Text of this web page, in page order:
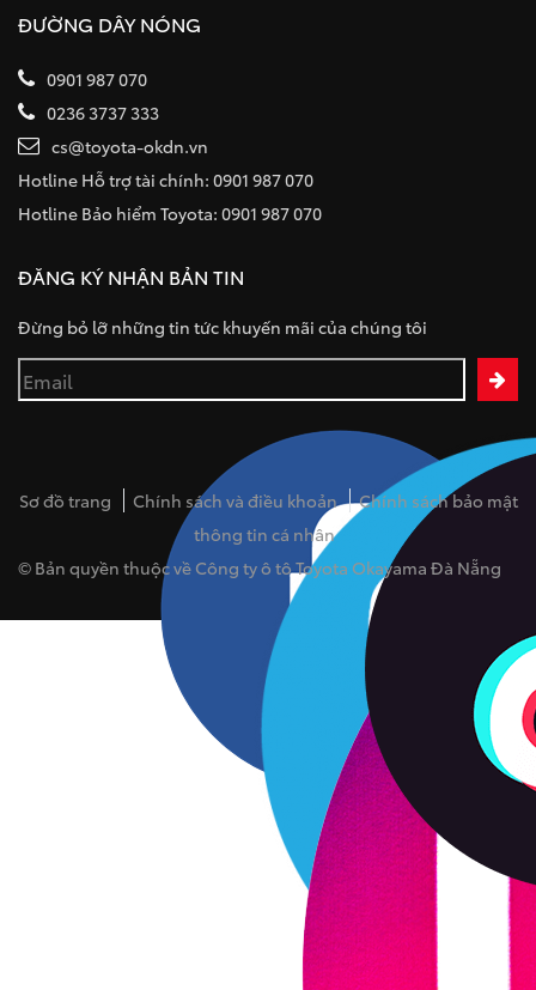
ĐƯỜNG DÂY NÓNG
0901 987 070
0236 3737 333
cs@toyota-okdn.vn
Hotline Hỗ trợ tài chính: 0901 987 070
Hotline Bảo hiểm Toyota: 0901 987 070
ĐĂNG KÝ NHẬN BẢN TIN
Đừng bỏ lỡ những tin tức khuyến mãi của chúng tôi
Sơ đồ trang Chính sách và điều khoản
Chính sách bảo mật
thông tin cá nhân
© Bản quyền thuộc về Công ty ô tô Toyota Okayama Đà Nẵng